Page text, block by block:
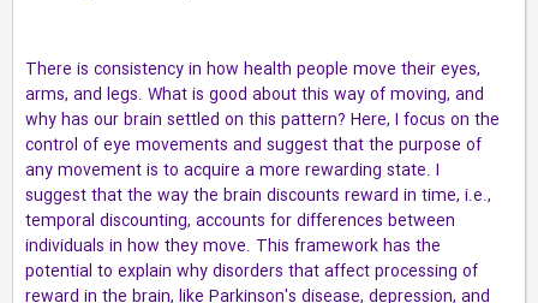
There is consistency in how health people move their eyes,
arms, and legs. What is good about this way of moving, and
why has our brain settled on this pattern? Here, I focus on the
control of eye movements and suggest that the purpose of
any movement is to acquire a more rewarding state. I
suggest that the way the brain discounts reward in time, i.e.,
temporal discounting, accounts for differences between
individuals in how they move. This framework has the
potential to explain why disorders that affect processing of
reward in the brain, like Parkinson's disease, depression, and